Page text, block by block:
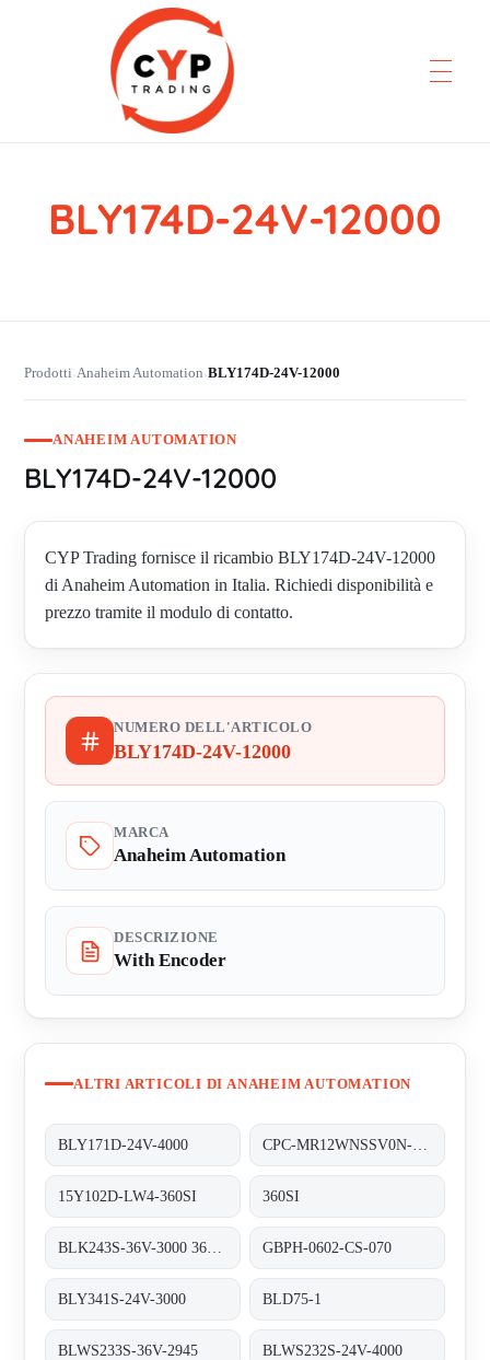
CYP Trading
Professionelle Ersatzteilbeschaffung
BLY174D-24V-12000
Prodotti›Anaheim Automation›BLY174D-24V-12000
ANAHEIM AUTOMATION
BLY174D-24V-12000
CYP Trading fornisce il ricambio BLY174D-24V-12000
di Anaheim Automation in Italia. Richiedi disponibilità e
prezzo tramite il modulo di contatto.
NUMERO DELL'ARTICOLO
BLY174D-24V-12000
MARCA
Anaheim Automation
DESCRIZIONE
With Encoder
ALTRI ARTICOLI DI ANAHEIM AUTOMATION
BLY171D-24V-4000
15Y102D-LW4-360SI 360SI
GBPH-0602-CS-070
BLY341S-24V-3000 BLD75-1
BLWS233S-36V-2945 BLWS232S-24V-4000